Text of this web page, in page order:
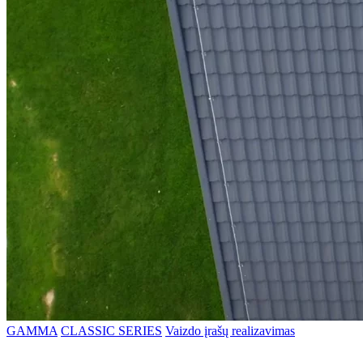
GAMMA CLASSIC SERIES Vaizdo įrašų realizavimas